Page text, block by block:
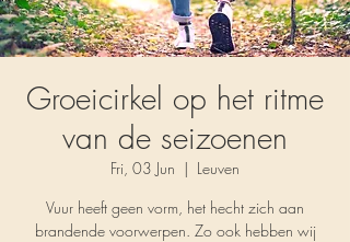
Groeicirkel op het ritme
van de seizoenen
Fri, 03 Jun
  |
Leuven
Vuur heeft geen vorm, het hecht zich aan
brandende voorwerpen. Zo ook hebben wij